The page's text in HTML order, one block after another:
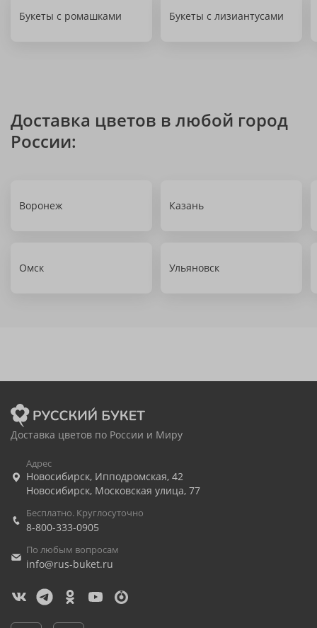
Букеты с ромашками Букеты с лизиантусами
Доставка цветов в любой город
России:
Воронеж Казань
Омск Ульяновск
Доставка цветов по России и Миру
Адрес
Новосибирск, Ипподромская, 42
Новосибирск, Московская улица, 77
Бесплатно. Круглосуточно
8-800-333-0905
По любым вопросам
info@rus-buket.ru